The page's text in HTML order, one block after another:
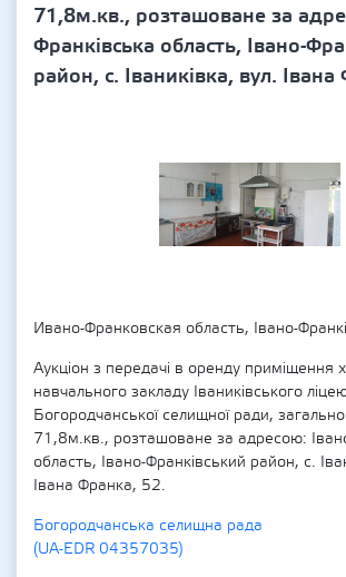
71,8м.кв., розташоване за
Франківська область, Івано-
район, с. Іваниківка, вул.
Ивано-Франковская область, Івано-
Аукціон з передачі в оренду приміщення
навчального закладу Іваниківського
Богородчанської селищної ради,
71,8м.кв., розташоване за адресою:
область, Івано-Франківський район, с.
Івана Франка, 52.
Богородчанська селищна рада
(UA-EDR 04357035)